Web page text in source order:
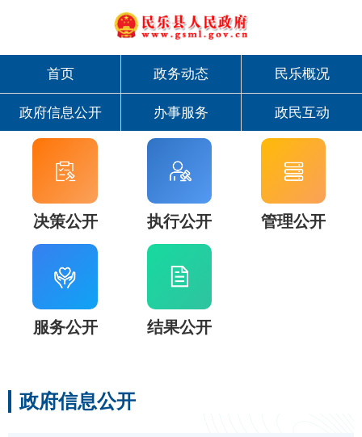
首页 政务动态 民乐概况
政府信息公开 办事服务 政民互动
决策公开 执行公开 管理公开
服务公开 结果公开
政府信息公开